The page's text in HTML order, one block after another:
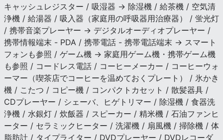
キャッシュレジスター / 吸湿器 → 除湿機 / 給茶機 / 空気清
浄機 / 給湯器 / 吸入器（家庭用の呼吸器用治療器） / 蛍光灯
/ 携帯音楽プレーヤー → デジタルオーディオプレーヤー /
携帯情報端末 - PDA / 携帯電話 - 携帯電話端末 → スマート
フォンも参照 / ゲーム機 → 家庭用ゲーム機・携帯ゲーム機
も参照 / コードレス電話 / コーヒーメーカー / コーヒーウォ
ーマー（喫茶店でコーヒーを温めておくプレート） / 氷かき
機 / こたつ / コピー機 / コンパクトカセット / 散髪器具 /
CDプレーヤー / シェーバ、ヒゲトリマー / 除湿機 / 食器洗
浄機 / 水銀灯 / 炊飯器 / スピーカー / 精米機 / 石油ファンヒ
ーター / セラミックヒーター / 洗濯機 / 扇風機 / 掃除機 / 体
脂肪計 / タイプライター / DVDプレーヤー / DVDレコーダ